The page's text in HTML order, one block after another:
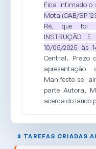
Fica intimado o
Mota (OAB/SP
Ré, que foi
INSTRUÇÃO E
10/05/2025 às
Central. Prazo
apresentação
Manifeste-se
parte Autora
acerca do laudo
3 TAREFAS CRIADAS